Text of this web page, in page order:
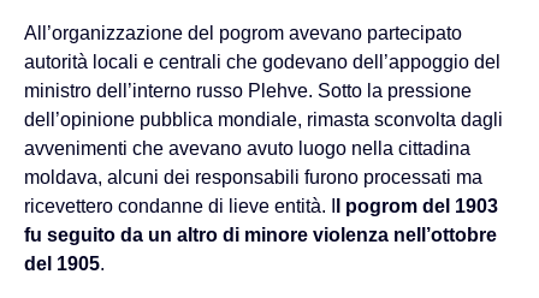
All’organizzazione del pogrom avevano partecipato
autorità locali e centrali che godevano dell’appoggio del
ministro dell’interno russo Plehve. Sotto la pressione
dell’opinione pubblica mondiale, rimasta sconvolta dagli
avvenimenti che avevano avuto luogo nella cittadina
moldava, alcuni dei responsabili furono processati ma
ricevettero condanne di lieve entità. I
l pogrom del 1903
fu seguito da un altro di minore violenza nell’ottobre
del 1905.